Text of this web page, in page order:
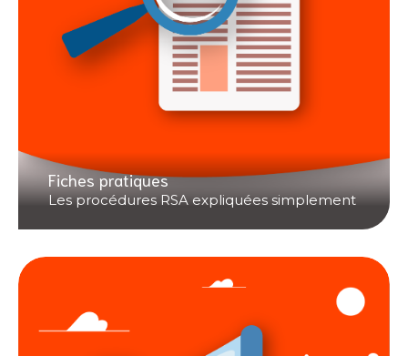
Fiches pratiques
Les procédures RSA expliquées simplement